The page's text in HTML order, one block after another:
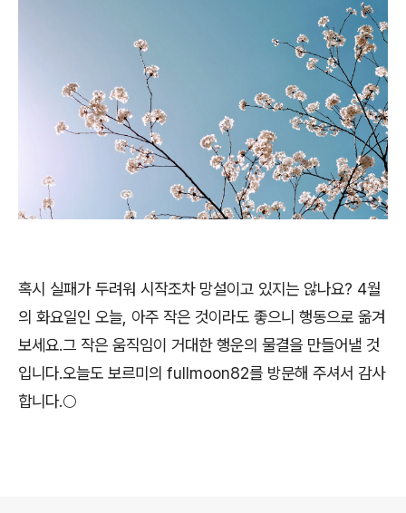
혹시 실패가 두려워 시작조차 망설이고 있지는 않나요? 4월
의 화요일인 오늘, 아주 작은 것이라도 좋으니 행동으로 옮겨
보세요.그 작은 움직임이 거대한 행운의 물결을 만들어낼 것
입니다.오늘도 보르미의 fullmoon82를 방문해 주셔서 감사
합니다.🌕